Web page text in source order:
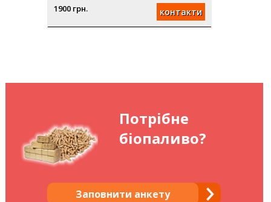
1900 грн. контакти
Потрібне
біопаливо?
Заповнити анкету